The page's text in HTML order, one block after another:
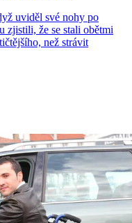
uviděl své nohy po
zjistili, že se stali obětmi
než strávit